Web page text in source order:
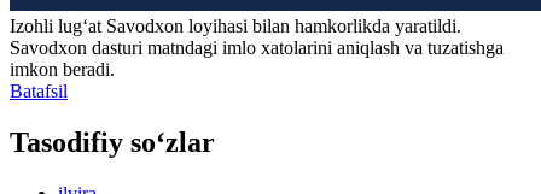
Izohli lugʻat Savodxon loyihasi bilan hamkorlikda yaratildi.
Savodxon dasturi matndagi imlo xatolarini aniqlash va tuzatishga
imkon beradi.
Batafsil
Tasodifiy so‘zlar